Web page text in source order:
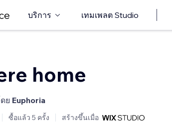
บริการ เทมเพลต Studio
home
ย Euphoria
ซื้อแล้ว 5 ครั้ง สร้างขึ้นเมื่อ